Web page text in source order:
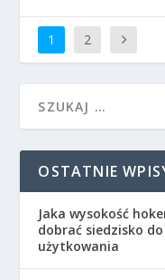
1 2
OSTATNIE
Jaka wysokość
dobrać siedzisko
użytkowania